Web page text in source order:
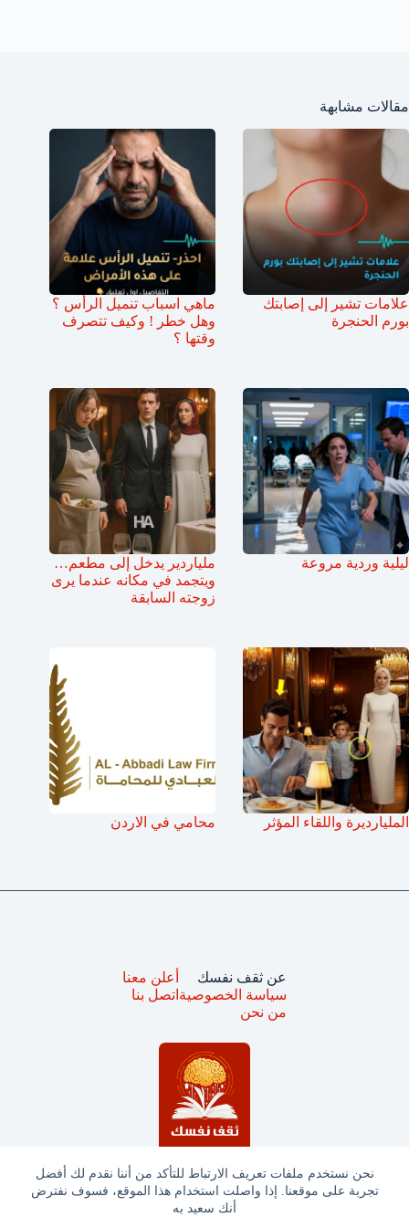
نحن نستخدم ملفات تعريف الارتباط للتأكد من أننا نقدم لك أفضل
تجربة على موقعنا. إذا واصلت استخدام هذا الموقع، فسوف نفترض
أنك سعيد به
مقالات مشابهة
علامات تشير إلى إصابتك
بورم الحنجرة
ماهي اسباب تنميل الرأس ؟
وهل خطر ! وكيف تتصرف
وقتها ؟
ليلية وردية مروعة
ملياردير يدخل إلى مطعم…
ويتجمد في مكانه عندما يرى
زوجته السابقة
المليارديرة واللقاء المؤثر محامي في الاردن
جميع الحقوق محفوظة © ثقف نفسك 2025
عن ثقف نفسك
سياسة الخصوصية
من نحن
أعلن معنا
اتصل بنا